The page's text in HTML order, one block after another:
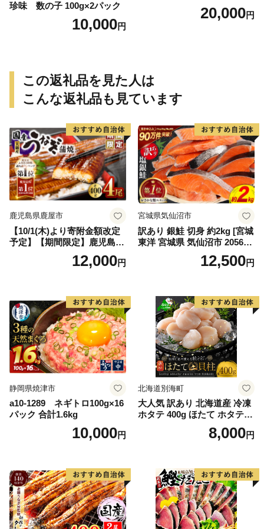
珍味 数の子 100g×2パック
10,000円
20,000円
この返礼品を見た人は
こんな返礼品も見ています
鹿児島県鹿屋市
【10/1(木)より寄附金額改定
予定】【期間限定】鹿児島県
大隅産うなぎ蒲焼4尾（400
g） KN007-02312,000円
宮城県気仙沼市
訳あり 銀鮭 切身 約2kg [宮城
東洋 宮城県 気仙沼市 205649
91] 鮭 魚介類 海鮮 訳アリ 規
格外 不揃い さけ サケ 鮭切身
切り身 魚 わけあり
12,500円
静岡県焼津市
a10-1289 ネギトロ100g×16
パック 合計1.6kg
10,000円
北海道別海町
大人気 訳あり 北海道産 冷凍
ホタテ 400g ほたて ホタテ
8,000円